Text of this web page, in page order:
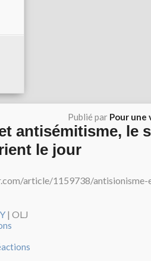
Publié par Pour une
antisémitisme, le
le jour
article/1159738/
| OLJ